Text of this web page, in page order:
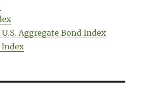
Aggregate Bond Index
Index